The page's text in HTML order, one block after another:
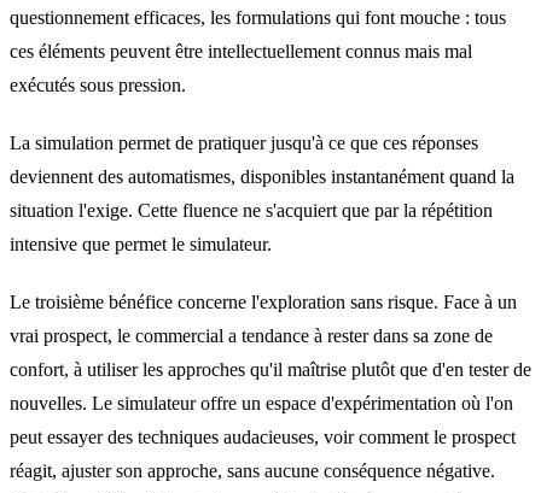
questionnement efficaces, les formulations qui font mouche : tous
ces éléments peuvent être intellectuellement connus mais mal
exécutés sous pression.
La simulation permet de pratiquer jusqu'à ce que ces réponses
deviennent des automatismes, disponibles instantanément quand la
situation l'exige. Cette fluence ne s'acquiert que par la répétition
intensive que permet le simulateur.
Le troisième bénéfice concerne l'exploration sans risque. Face à un
vrai prospect, le commercial a tendance à rester dans sa zone de
confort, à utiliser les approches qu'il maîtrise plutôt que d'en tester de
nouvelles. Le simulateur offre un espace d'expérimentation où l'on
peut essayer des techniques audacieuses, voir comment le prospect
réagit, ajuster son approche, sans aucune conséquence négative.